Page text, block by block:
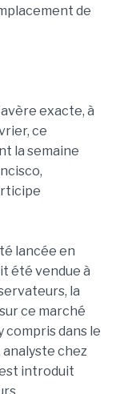
de
exacte, à
ce
la semaine
lancée en
été vendue à
la
ce marché
compris dans le
chez
introduit